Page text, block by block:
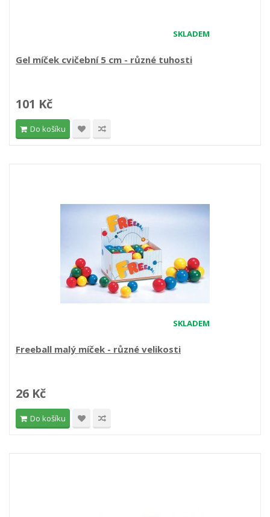
SKLADEM
Gel míček cvičební 5 cm - různé tuhosti
101 Kč
Do košíku
SKLADEM
Freeball malý míček - různé velikosti
26 Kč
Do košíku